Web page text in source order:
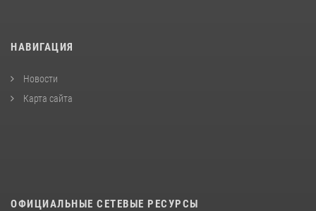
НАВИГАЦИЯ
Новости
Карта сайта
ОФИЦИАЛЬНЫЕ СЕТЕВЫЕ РЕСУРСЫ